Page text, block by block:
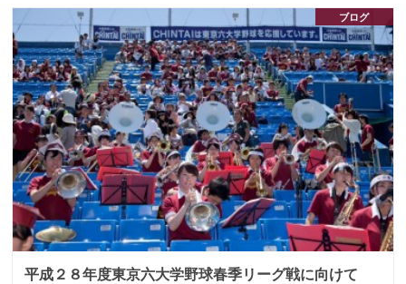
ブログ
平成２８年度東京六大学野球春季リーグ戦に向けて